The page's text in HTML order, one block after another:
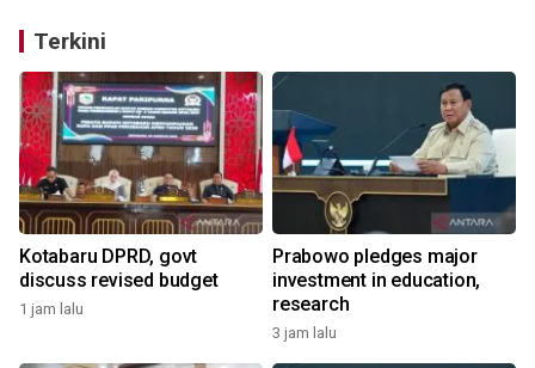
Terkini
Kotabaru DPRD, govt
discuss revised budget
1 jam lalu
Prabowo pledges major
investment in education,
research
3 jam lalu